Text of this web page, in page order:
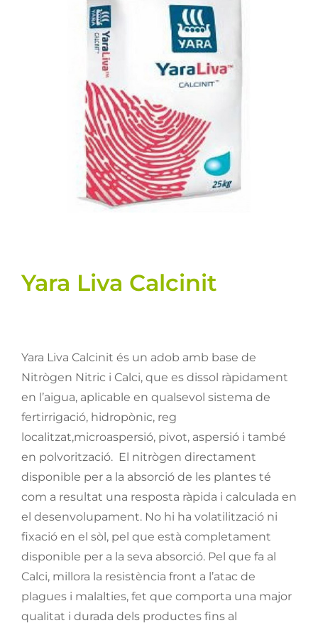
Fitxes de producte
Yara Liva Calcinit
Yara Liva Calcinit és un adob amb base de
Nitrògen Nitric i Calci, que es dissol ràpidament
en l’aigua, aplicable en qualsevol sistema de
fertirrigació, hidropònic, reg
localitzat,microaspersió, pivot, aspersió i també
en polvorització. El nitrògen directament
disponible per a la absorció de les plantes té
com a resultat una resposta ràpida i calculada en
el desenvolupament. No hi ha volatilització ni
fixació en el sòl, pel que està completament
disponible per a la seva absorció. Pel que fa al
Calci, millora la resistència front a l’atac de
plagues i malalties, fet que comporta una major
qualitat i durada dels productes fins al